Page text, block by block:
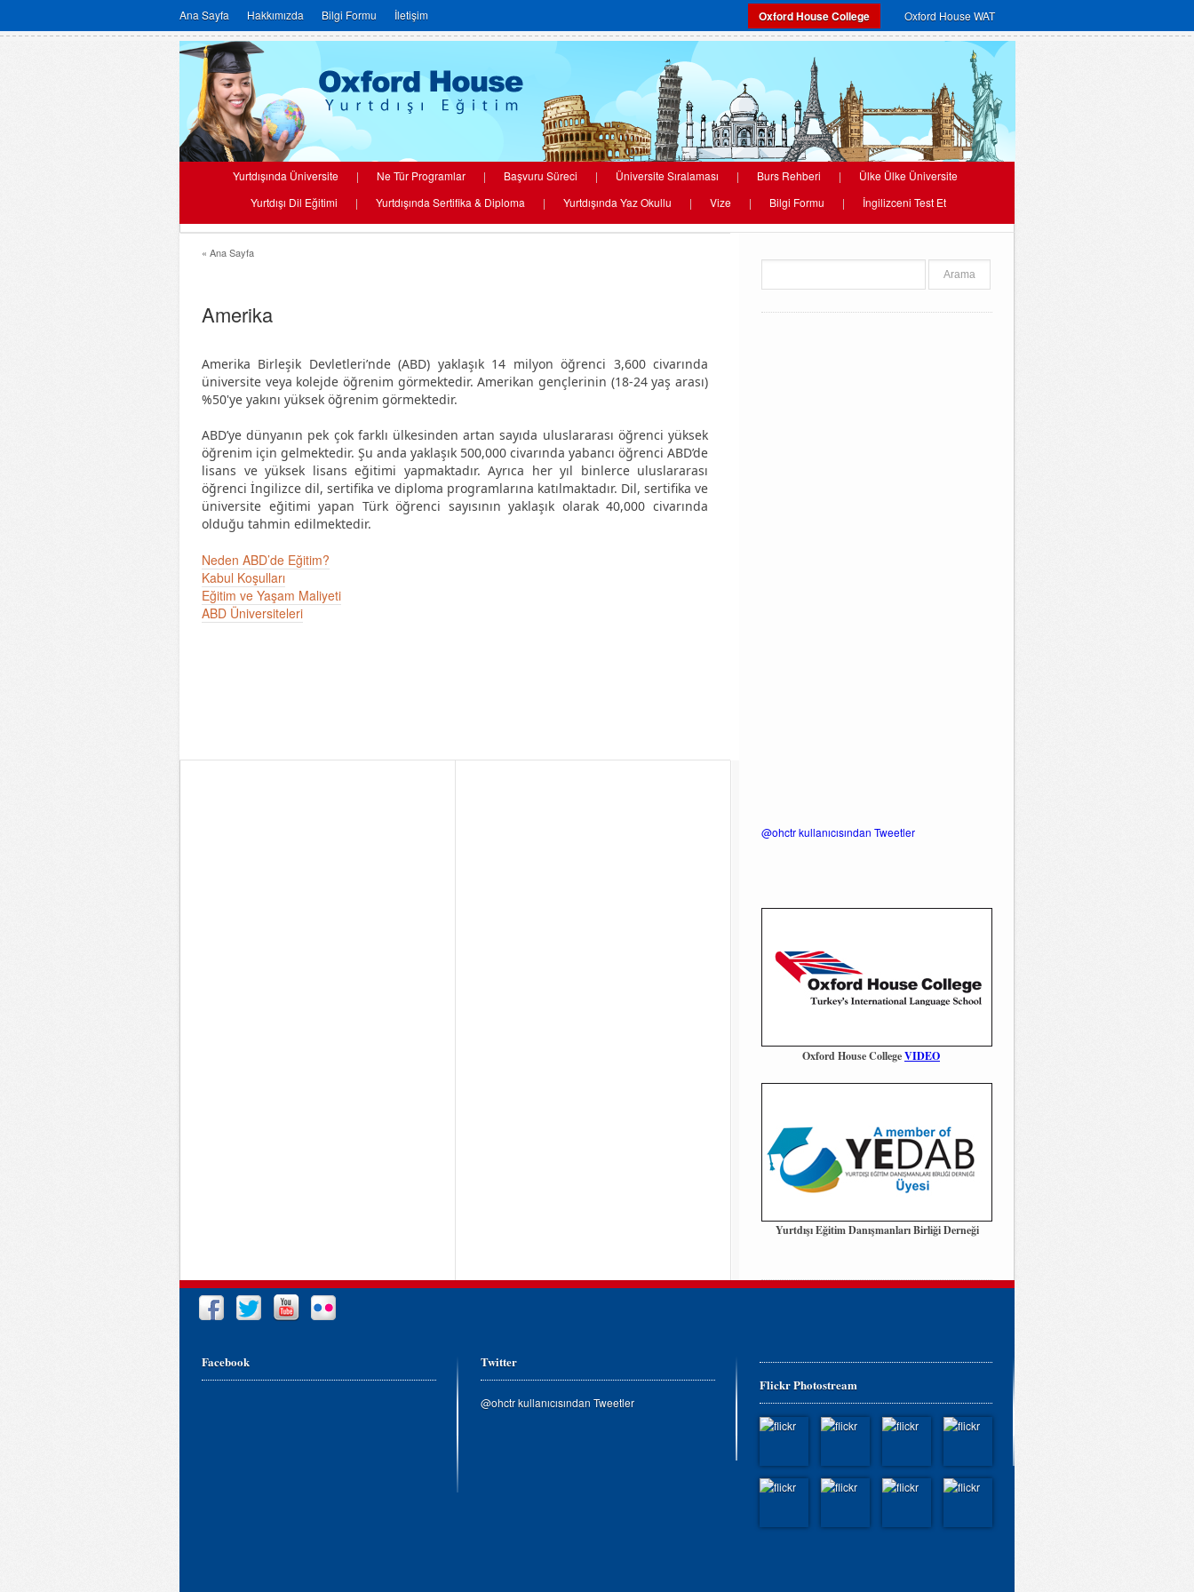
Ana Sayfa Hakkımızda Bilgi Formu İletişim Oxford House College Oxford House WAT
Yurtdışında Üniversite | Ne Tür Programlar | Başvuru Süreci | Üniversite Sıralaması | Burs Rehberi |
Ülke Ülke Üniversite
Yurtdışı Dil Eğitimi
| Yurtdışında Sertifika & Diploma | Yurtdışında Yaz Okullu | Vize | Bilgi Formu | İngilizceni Test Et
« Ana Sayfa
Amerika
Amerika Birleşik Devletleri’nde (ABD) yaklaşık 14 milyon öğrenci 3,600 civarında
üniversite veya kolejde öğrenim görmektedir. Amerikan gençlerinin (18-24 yaş arası)
%50'ye yakını yüksek öğrenim görmektedir.
ABD’ye dünyanın pek çok farklı ülkesinden artan sayıda uluslararası öğrenci yüksek
öğrenim için gelmektedir. Şu anda yaklaşık 500,000 civarında yabancı öğrenci ABD’de
lisans ve yüksek lisans eğitimi yapmaktadır. Ayrıca her yıl binlerce uluslararası
öğrenci İngilizce dil, sertifika ve diploma programlarına katılmaktadır. Dil, sertifika ve
üniversite eğitimi yapan Türk öğrenci sayısının yaklaşık olarak 40,000 civarında
olduğu tahmin edilmektedir.
Neden ABD’de Eğitim?
Kabul Koşulları
Eğitim ve Yaşam Maliyeti
ABD Üniversiteleri
@ohctr kullanıcısından Tweetler
Oxford House CollegeVIDEO
Yurtdışı Eğitim Danışmanları Birliği Derneği
Facebook Twitter
@ohctr kullanıcısından Tweetler
Flickr Photostream